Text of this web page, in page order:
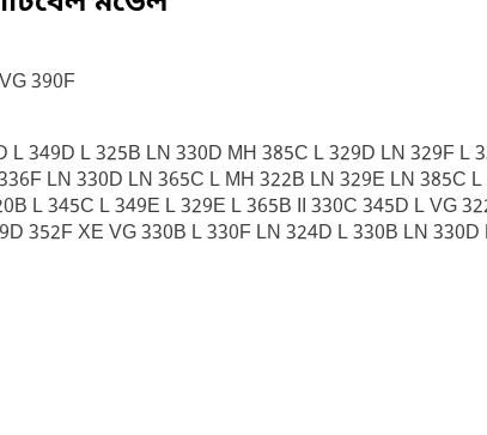
390F
349D L 325B LN 330D MH 385C L 329D LN 329F
LN 330D LN 365C L MH 322B LN 329E LN 385C
L 345C L 349E L 329E L 365B II 330C 345D L VG
352F XE VG 330B L 330F LN 324D L 330B LN